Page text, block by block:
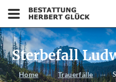
Sterbefall
Home Trauerfälle